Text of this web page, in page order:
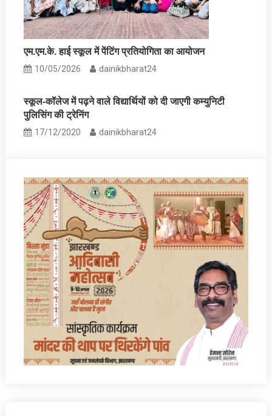
एम.एम.के. हाई स्कूल में पेंटिंग प्रतियोगिता का आयोजन
10/05/2026 dainikbharat24
स्कूल-कॉलेज में पढ़ने वाले विद्यार्थियों को दी जाएगी कम्युनिटी
पुलिसिंग की ट्रेनिंग
17/12/2020 dainikbharat24